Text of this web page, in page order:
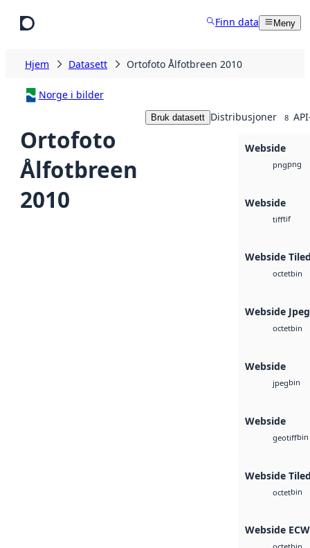
Finn data Meny
Hjem Datasett Ortofoto Ålfotbreen 2010
Norge i bilder
Ortofoto
Ålfotbreen
2010
Bruk datasett Distribusjoner 8
Webside
pngpng
Webside
tifftif
Webside
octetbin
Webside
octetbin
Webside
jpegbin
Webside
geotiffbin
Webside
octetbin
Webside ECW